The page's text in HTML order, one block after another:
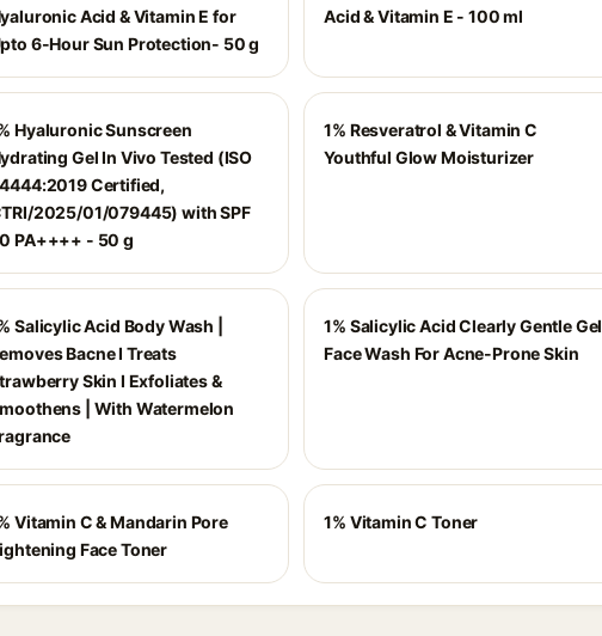
Acid & Vitamin E for
6-Hour Sun Protection- 50 g
Acid & Vitamin E - 100 ml
Hyaluronic Sunscreen
Gel In Vivo Tested (ISO
Certified,
2025/01/079445) with SPF
PA++++ - 50 g
1% Resveratrol & Vitamin C
Youthful Glow Moisturizer
Salicylic Acid Body Wash |
Bacne I Treats
Skin I Exfoliates &
| With Watermelon
1% Salicylic Acid Clearly Gentle Gel
Face Wash For Acne-Prone Skin
Vitamin C & Mandarin Pore
Face Toner
1% Vitamin C Toner